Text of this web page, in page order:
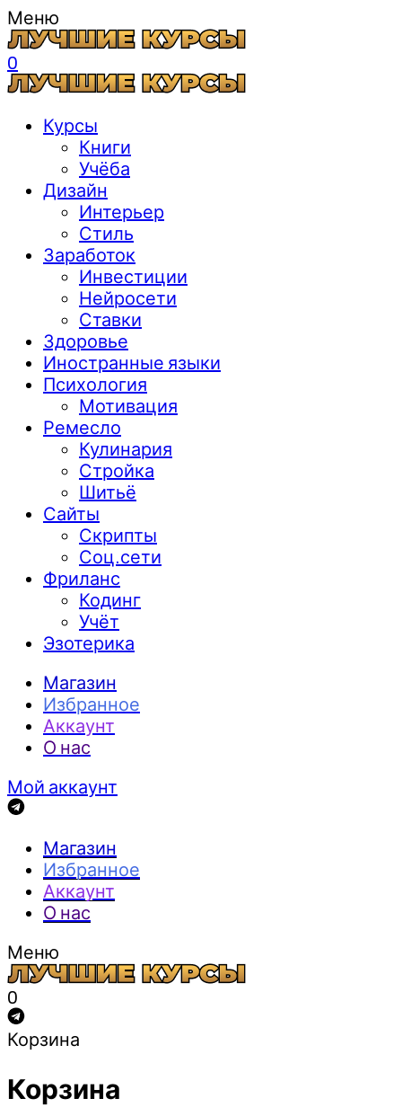
Меню
0
Курсы
Книги
Учёба
Дизайн
Интерьер
Стиль
Заработок
Инвестиции
Нейросети
Ставки
Здоровье
Иностранные языки
Психология
Мотивация
Ремесло
Кулинария
Стройка
Шитьё
Сайты
Скрипты
Соц.сети
Фриланс
Кодинг
Учёт
Эзотерика
Магазин
Избранное
Аккаунт
О нас
Мой аккаунт
Магазин
Избранное
Аккаунт
О нас
Меню
0
Корзина
Корзина